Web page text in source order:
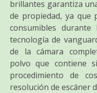
brillantes garantiza
de propiedad, ya que
consumibles
tecnología de
de la cámara
polvo que contiene
procedimiento de
resolución de escáner